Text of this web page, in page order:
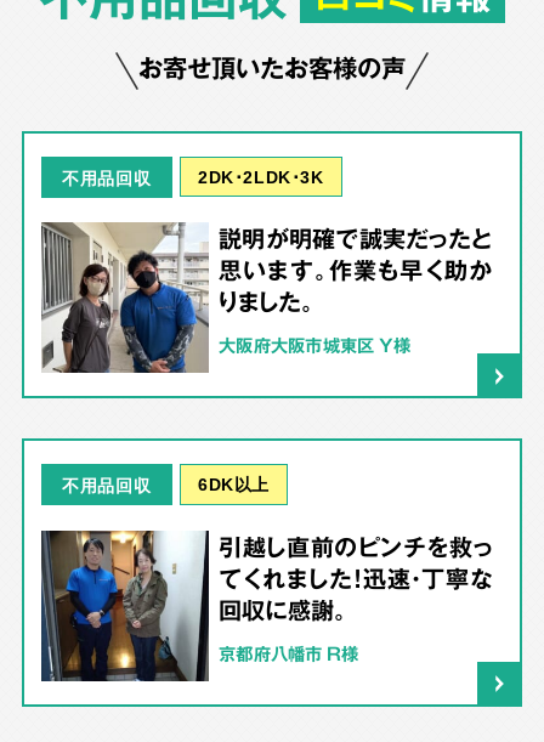
お寄せ頂いたお客様の声
不用品回収 2DK･2LDK･3K
説明が明確で誠実だったと
思います。作業も早く助か
りました。
大阪府大阪市城東区 Y様
不用品回収 6DK以上
引越し直前のピンチを救っ
てくれました！迅速・丁寧な
回収に感謝。
京都府八幡市 R様